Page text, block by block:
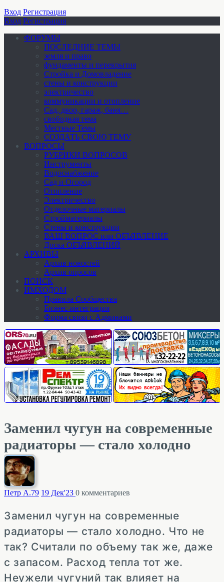
Вход Регистрация
Вход Регистрация
ФОРУМЫ
ПОСЛЕДНИЕ ТЕМЫ
земля и право
фундаменты и перекрытия
Стройка и Домовладение
стены и конструкции
электричество
коммуникации и отопление
Cад, двор, гараж, баня…
свободная тема
Местные Темы
СОЗДАТЬ СВОЮ ТЕМУ
ВОПРОСЫ
РУБРИКИ ВОПРОСОВ
Инструменты
Водоснабжение
Сад и Огород
Отопление
Электричество
Отделочные материалы
Стройматериалы
Стены и конструкции
ВАШ ВОПРОС или ОБЪЯВЛЕНИЕ
Доска ОБЪЯВЛЕНИЙ
АРХИВЫ
Архив новостей
Архив опросов
ПОИСК
ИМХОДОМ
Правила Сообщества
Бизнес-интеграция
Форма связи с Админами
Заменил чугун на современные
радиаторы — стало холодно
Петр А.79 19 Дек'23 0 комментариев
Заменил чугун на современные
радиаторы — стало холодно. Что не
так? Считали по объему так же, даже
с запасом. Расход тепла тот же.
Неужели чугуний так влияет на